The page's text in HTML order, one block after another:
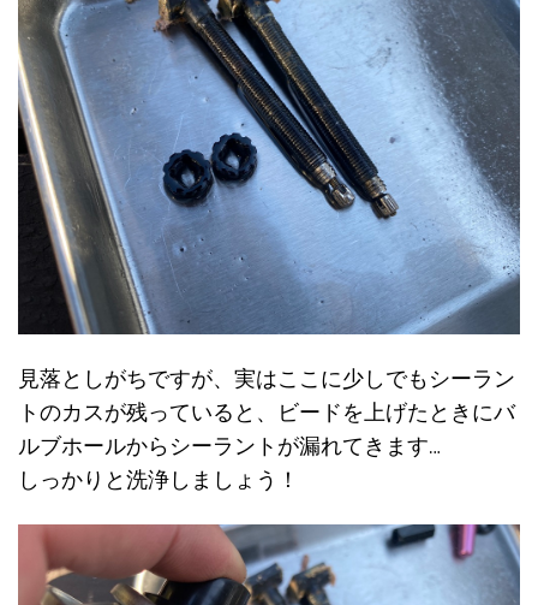
見落としがちですが、実はここに少しでもシーラン
トのカスが残っていると、ビードを上げたときにバ
ルブホールからシーラントが漏れてきます…
しっかりと洗浄しましょう！